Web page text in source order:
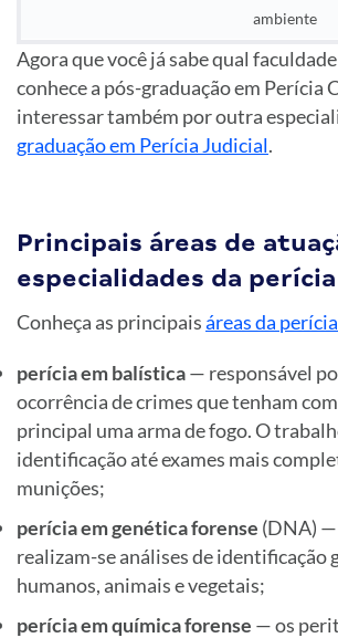
ambiente
Agora que você já sabe qual
conhece a pós-graduação em Perícia
interessar também por outra
graduação em Perícia Judicial.
Principais áreas de
especialidades da perícia
Conheça as principaisáreas da
perícia em balística— responsável
ocorrência de crimes que tenham
principal uma arma de fogo. O
identificação até exames mais
munições;
perícia em genética forense (DNA) —
realizam-se análises de identificação
humanos, animais e vegetais;
perícia em química forense — os